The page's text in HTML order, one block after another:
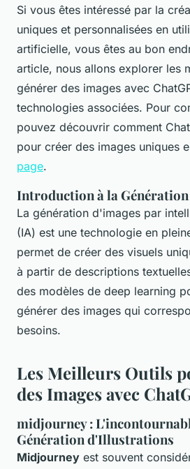
Si vous êtes intéressé par la
uniques et personnalisées en
artificielle, vous êtes au bon
article, nous allons explorer les
générer des images avec
technologies associées. Pour
pouvez découvrir comment
pour créer des images uniques
page.
Introduction à la
La génération d'images par
(IA) est une technologie en
permet de créer des visuels
à partir de descriptions
des modèles de deep learning
générer des images qui
besoins.
Les Meilleurs Outils
des Images avec
midjourney :
Génération d'Illustrations
Midjourney est souvent